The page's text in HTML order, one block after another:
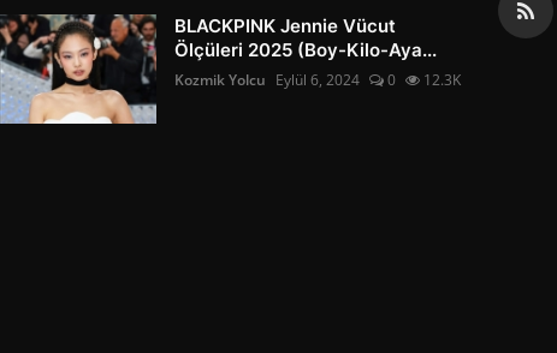
BLACKPINK Jennie Vücut
Ölçüleri 2025 (Boy-Kilo-Aya...
Kozmik Yolcu Eylül 6, 2024 0 12.3K